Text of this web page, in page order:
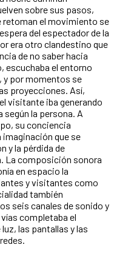
sobre sus pasos,
retoman el movimiento se
del espectador de la
era otro clandestino que
de no saber hacia
escuchaba el entorno
y por momentos se
proyecciones. Así,
visitante iba generando
según la persona. A
su conciencia
imaginación que se
y la pérdida de
La composición sonora
en espacio la
y visitantes como
también
seis canales de sonido y
completaba el
las pantallas y las